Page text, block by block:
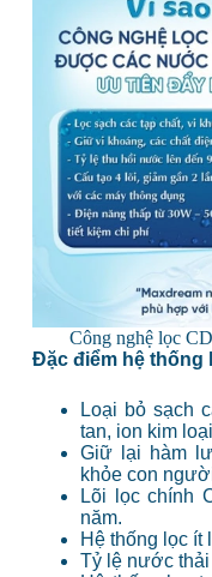
Công nghệ lọc
Đặc điểm hệ thống
Loại bỏ sạch
tan, ion kim
Giữ lại hàm
khỏe con
Lõi lọc chính
năm.
Hệ thống lọc ít
Tỷ lệ nước thải